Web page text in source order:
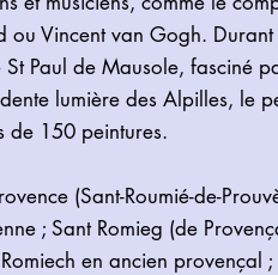
ou Vincent van Gogh.
St Paul de Mausole, fasciné
lumière des Alpilles, le
de 150 peintures.
(Sant-Roumié-de-
; Sant Romieg (de
en ancien provençal